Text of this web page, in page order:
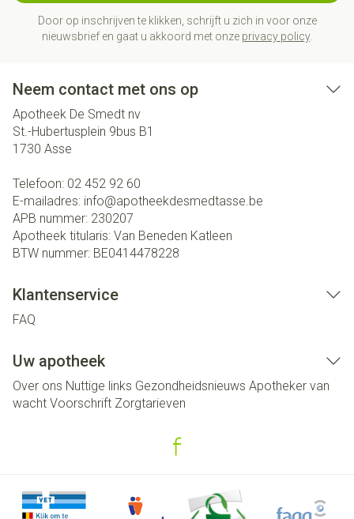
Door op inschrijven te klikken, schrijft u zich in voor onze
nieuwsbrief en gaat u akkoord met onze privacy policy.
Neem contact met ons op
Apotheek De Smedt nv
St.-Hubertusplein 9bus B1
1730 Asse
Telefoon: 02 452 92 60
E-mailadres: info@apotheekdesmedtasse.be
APB nummer: 230207
Apotheek titularis: Van Beneden Katleen
BTW nummer: BE0414478228
Klantenservice
FAQ
Uw apotheek
Over ons Nuttige links Gezondheidsnieuws Apotheker van
wacht Voorschrift Zorgtarieven